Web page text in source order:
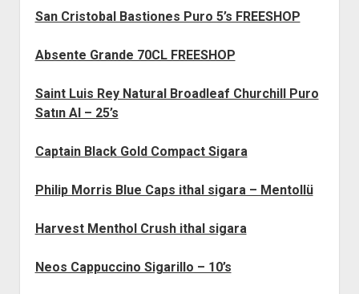
San Cristobal Bastiones Puro 5’s FREESHOP
Absente Grande 70CL FREESHOP
Saint Luis Rey Natural Broadleaf Churchill Puro
Satın Al – 25’s
Captain Black Gold Compact Sigara
Philip Morris Blue Caps ithal sigara – Mentollü
Harvest Menthol Crush ithal sigara
Neos Cappuccino Sigarillo – 10’s